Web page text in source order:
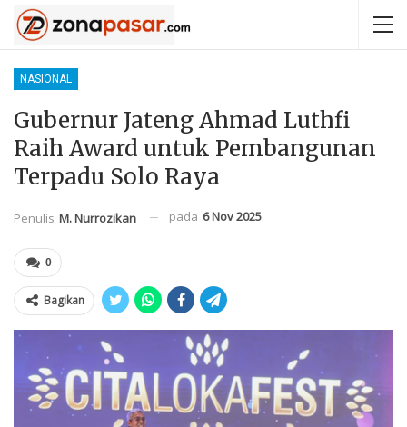
NASIONAL
Gubernur Jateng Ahmad Luthfi
Raih Award untuk Pembangunan
Terpadu Solo Raya
Penulis M. Nurrozikan pada 6 Nov 2025
0
Bagikan